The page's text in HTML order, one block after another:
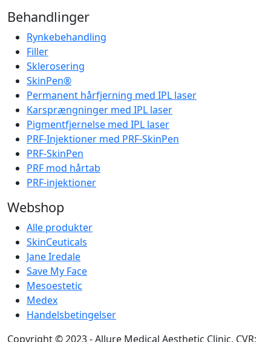
Behandlinger
Rynkebehandling
Filler
Sklerosering
SkinPen®
Permanent hårfjerning med IPL laser
Karsprængninger med IPL laser
Pigmentfjernelse med IPL laser
PRF-Injektioner med PRF-SkinPen
PRF-SkinPen
PRF mod hårtab
PRF-injektioner
Webshop
Alle produkter
SkinCeuticals
Jane Iredale
Save My Face
Mesoestetic
Medex
Handelsbetingelser
Copyright © 2023 - Allure Medical Aesthetic Clinic, CVR: